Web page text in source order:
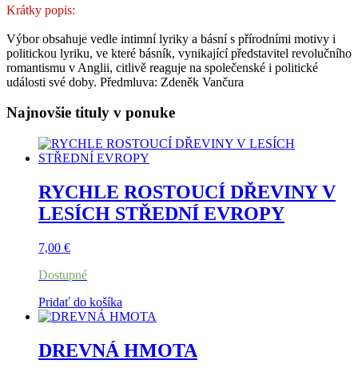
Krátky popis:
Výbor obsahuje vedle intimní lyriky a básní s přírodními motivy i
politickou lyriku, ve které básník, vynikající představitel revolučního
romantismu v Anglii, citlivě reaguje na společenské i politické
události své doby. Předmluva: Zdeněk Vančura
Najnovšie tituly v ponuke
RYCHLE ROSTOUCÍ DŘEVINY V
LESÍCH STŘEDNÍ EVROPY
7,00 €
Dostupné
Pridať do košíka
DREVNÁ HMOTA